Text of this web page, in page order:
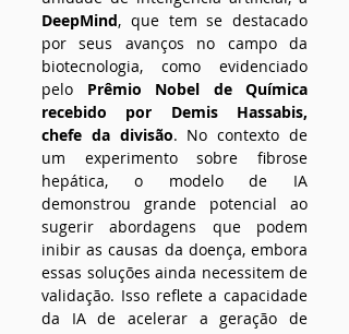
DeepMind, que tem se destacado
por seus avanços no campo da
biotecnologia, como evidenciado
pelo Prêmio Nobel de Química
recebido por Demis Hassabis,
chefe da divisão. No contexto de
um experimento sobre fibrose
hepática, o modelo de IA
demonstrou grande potencial ao
sugerir abordagens que podem
inibir as causas da doença, embora
essas soluções ainda necessitem de
validação. Isso reflete a capacidade
da IA de acelerar a geração de